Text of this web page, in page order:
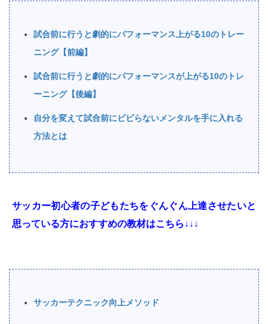
試合前に行うと劇的にパフォーマンス上がる10のトレー
ニング【前編】
試合前に行うと劇的にパフォーマンスが上がる10のトレ
ーニング【後編】
自分を変えて試合前にビビらないメンタルを手に入れる
方法とは
サッカー初心者の子どもたちをぐんぐん上達させたいと
思っている方におすすめの教材はこちら↓↓↓
サッカーテクニック向上メソッド